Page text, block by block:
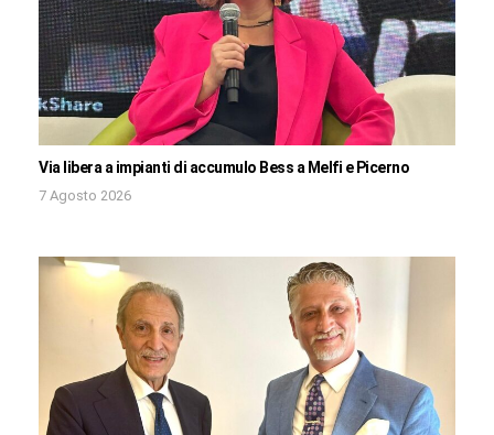
Via libera a impianti di accumulo Bess a Melfi e Picerno
7 Agosto 2026